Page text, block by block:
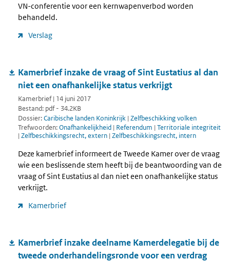
VN-conferentie voor een kernwapenverbod worden
behandeld.
Verslag
Kamerbrief inzake de vraag of Sint Eustatius al dan
niet een onafhankelijke status verkrijgt
Kamerbrief | 14 juni 2017
Bestand: pdf - 34.2KB
Dossier:Caribische landen Koninkrijk | Zelfbeschikking volken
Trefwoorden:Onafhankelijkheid | Referendum | Territoriale integriteit
| Zelfbeschikkingsrecht, extern | Zelfbeschikkingsrecht, intern
Deze kamerbrief informeert de Tweede Kamer over de vraag
wie een beslissende stem heeft bij de beantwoording van de
vraag of Sint Eustatius al dan niet een onafhankelijke status
verkrijgt.
Kamerbrief
Kamerbrief inzake deelname Kamerdelegatie bij de
tweede onderhandelingsronde voor een verdrag